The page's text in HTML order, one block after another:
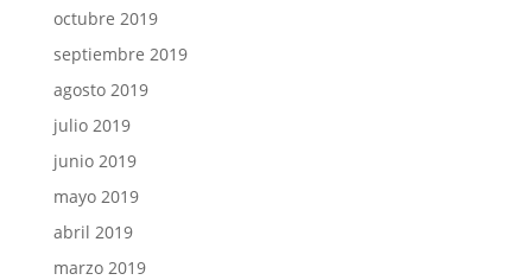
octubre 2019
septiembre 2019
agosto 2019
julio 2019
junio 2019
mayo 2019
abril 2019
marzo 2019